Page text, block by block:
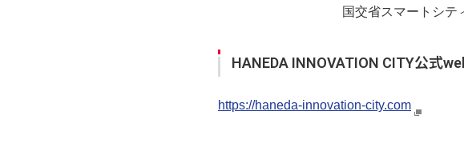
国交省スマートシティ
HANEDA INNOVATION CITY公式
https://haneda-innovation-city.com